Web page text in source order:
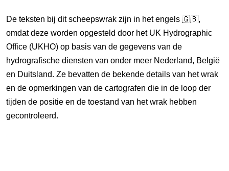
De teksten bij dit scheepswrak zijn in het engels 🇬🇧,
omdat deze worden opgesteld door het UK Hydrographic
Office (UKHO) op basis van de gegevens van de
hydrografische diensten van onder meer Nederland, België
en Duitsland. Ze bevatten de bekende details van het wrak
en de opmerkingen van de cartografen die in de loop der
tijden de positie en de toestand van het wrak hebben
gecontroleerd.